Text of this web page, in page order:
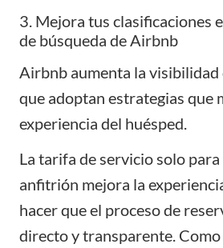
3. Mejora tus clasificaciones
de búsqueda de Airbnb
Airbnb aumenta la visibilidad
que adoptan estrategias que
experiencia del huésped.
La tarifa de servicio solo
anfitrión mejora la
hacer que el proceso de
directo y transparente.